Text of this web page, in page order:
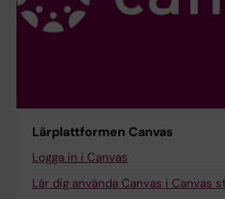
Lärplattformen Canvas
Logga in i Canvas
Lär dig använda Canvas i Canvas